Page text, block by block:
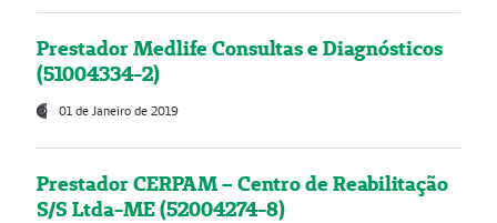
Prestador Medlife Consultas e Diagnósticos
(51004334-2)
01 de Janeiro de 2019
Prestador CERPAM – Centro de Reabilitação
S/S Ltda-ME (52004274-8)